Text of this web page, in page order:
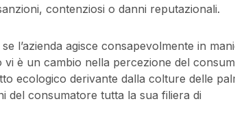
contenziosi o danni reputazionali.
l’azienda agisce consapevolmente in
è un cambio nella percezione del
ecologico derivante dalla colture delle
del consumatore tutta la sua filiera di